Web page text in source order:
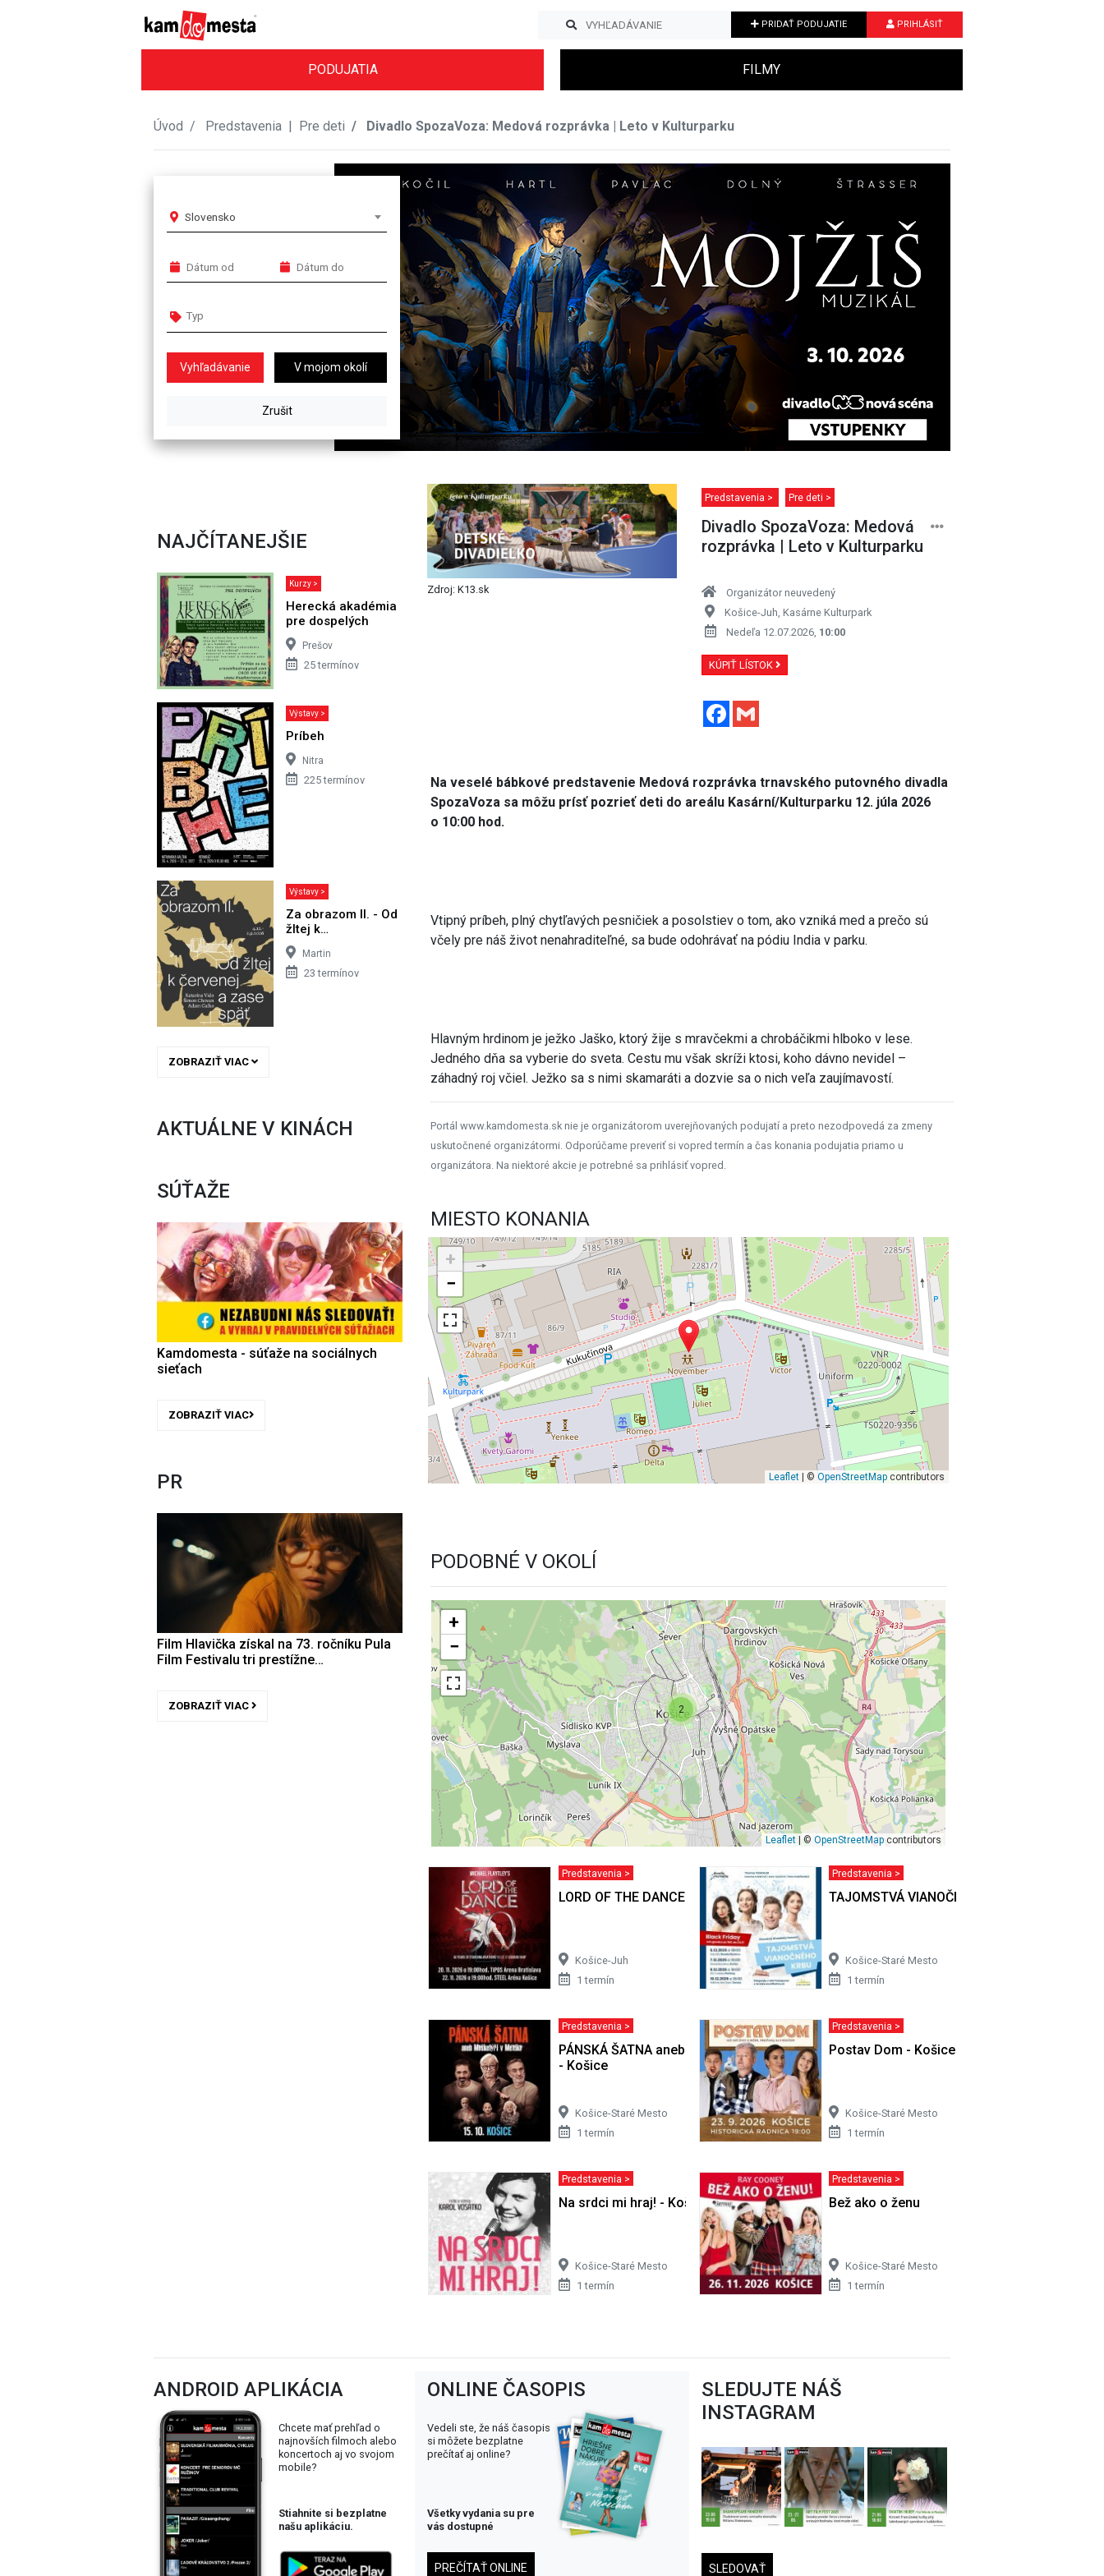
PRIDAŤ PODUJATIE PRIHLÁSIŤ
PODUJATIA FILMY
Úvod Predstavenia | Pre deti Divadlo SpozaVoza: Medová rozprávka | Leto v Kulturparku
Slovensko
V mojom okolí
Previous
NAJČÍTANEJŠIE
Kurzy >
Herecká akadémia
pre dospelých
Prešov
25 termínov
Výstavy >
Príbeh
Nitra
225 termínov
Výstavy >
Za obrazom II. - Od
žltej k…
Martin
23 termínov
ZOBRAZIŤ VIAC
AKTUÁLNE V KINÁCH
SÚŤAŽE
Kamdomesta - súťaže na sociálnych
sieťach
ZOBRAZIŤ VIAC
PR
Film Hlavička získal na 73. ročníku Pula
Film Festivalu tri prestížne…
ZOBRAZIŤ VIAC
Zdroj: K13.sk
Predstavenia > Pre deti >
Divadlo SpozaVoza: Medová
rozprávka | Leto v Kulturparku
Organizátor neuvedený
Košice-Juh, Kasárne Kulturpark
Nedeľa 12.07.2026, 10:00
KÚPIŤ LÍSTOK
Facebook
Na veselé bábkové predstavenie Medová rozprávka trnavského putovného divadla
SpozaVoza sa môžu prísť pozrieť deti do areálu Kasární/Kulturparku 12. júla 2026
o 10:00 hod.
Vtipný príbeh, plný chytľavých pesničiek a posolstiev o tom, ako vzniká med a prečo sú
včely pre náš život nenahraditeľné, sa bude odohrávať na pódiu India v parku.
Hlavným hrdinom je ježko Jaško, ktorý žije s mravčekmi a chrobáčikmi hlboko v lese.
Jedného dňa sa vyberie do sveta. Cestu mu však skríži ktosi, koho dávno nevidel –
záhadný roj včiel. Ježko sa s nimi skamaráti a dozvie sa o nich veľa zaujímavostí.
Portál www.kamdomesta.sk nie je organizátorom uverejňovaných podujatí a preto nezodpovedá za zmeny
uskutočnené organizátormi. Odporúčame preveriť si vopred termín a čas konania podujatia priamo u
organizátora. Na niektoré akcie je potrebné sa prihlásiť vopred.
MIESTO KONANIA
+
−
Leaflet| © OpenStreetMapcontributors
PODOBNÉ V OKOLÍ
2
+
−
Leaflet | ©OpenStreetMap contributors
Predstavenia >
LORD OF THE DANCE 2026
Košice-Juh
1 termín
Predstavenia >
TAJOMSTVÁ VIANOČNÉHO KRBU
Košice-Staré Mesto
1 termín
Predstavenia >
PÁNSKÁ ŠATNA aneb Mušketýři v Mexiku
- Košice
Košice-Staré Mesto
1 termín
Predstavenia >
Postav Dom - Košice
Košice-Staré Mesto
1 termín
Predstavenia >
Na srdci mi hraj! - Košice
Košice-Staré Mesto
1 termín
Predstavenia >
Bež ako o ženu
Košice-Staré Mesto
1 termín
ANDROID APLIKÁCIA
Chcete mať prehľad o
najnovších filmoch alebo
koncertoch aj vo svojom
mobile?
Stiahnite si bezplatne
našu aplikáciu.
ONLINE ČASOPIS
Vedeli ste, že náš časopis
si môžete bezplatne
prečítať aj online?
Všetky vydania su pre
vás dostupné
PREČÍTAŤ ONLINE
SLEDUJTE NÁŠ
INSTAGRAM
SLEDOVAŤ